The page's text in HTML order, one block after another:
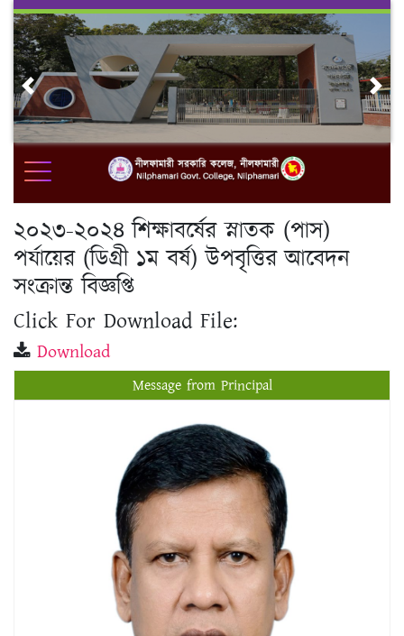
Skip
content
Previous
২০২৩-২০২৪ শিক্ষাবর্ষের স্নাতক (পাস)
পর্যায়ের (ডিগ্রী ১ম বর্ষ) উপবৃত্তির আবেদন
সংক্রান্ত বিজ্ঞপ্তি
Click For Download File:
Download
Message from Principal